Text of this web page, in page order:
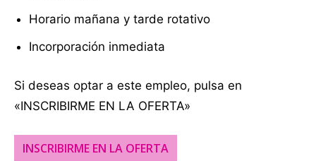
Horario mañana y tarde rotativo
Incorporación inmediata
Si deseas optar a este empleo, pulsa en
«INSCRIBIRME EN LA OFERTA»
INSCRIBIRME EN LA OFERTA